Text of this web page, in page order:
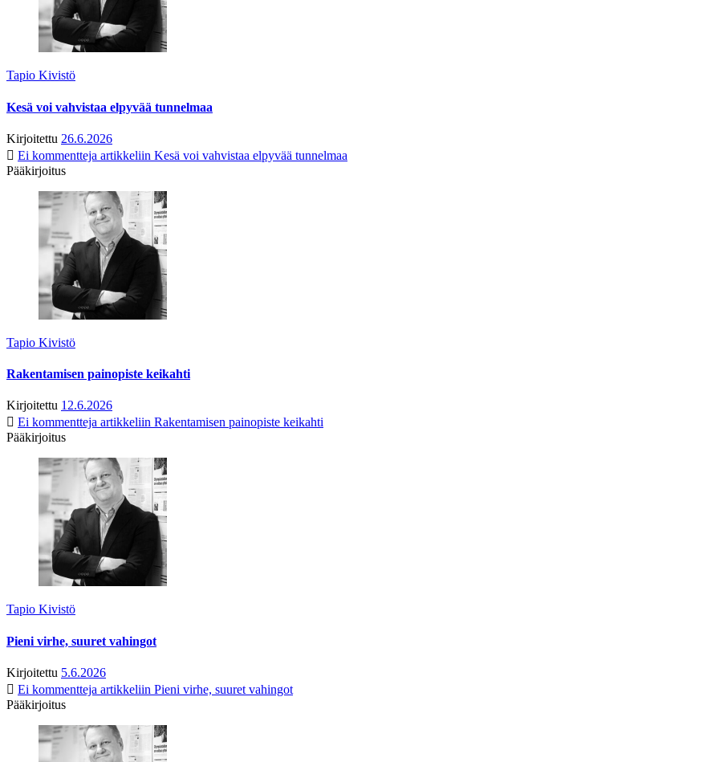
Tapio Kivistö
Kesä voi vahvistaa elpyvää tunnelmaa
Kirjoitettu 26.6.2026
Ei kommentteja artikkeliin Kesä voi vahvistaa elpyvää tunnelmaa
Pääkirjoitus
Tapio Kivistö
Rakentamisen painopiste keikahti
Kirjoitettu 12.6.2026
Ei kommentteja artikkeliin Rakentamisen painopiste keikahti
Pääkirjoitus
Tapio Kivistö
Pieni virhe, suuret vahingot
Kirjoitettu 5.6.2026
Ei kommentteja artikkeliin Pieni virhe, suuret vahingot
Pääkirjoitus